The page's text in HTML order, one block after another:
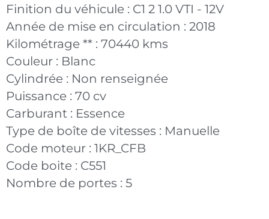
Finition du véhicule : C1 2 1.0 VTI - 12V
Année de mise en circulation : 2018
Kilométrage ** : 70440 kms
Couleur : Blanc
Cylindrée : Non renseignée
Puissance : 70 cv
Carburant : Essence
Type de boîte de vitesses : Manuelle
Code moteur : 1KR_CFB
Code boite : C551
Nombre de portes : 5